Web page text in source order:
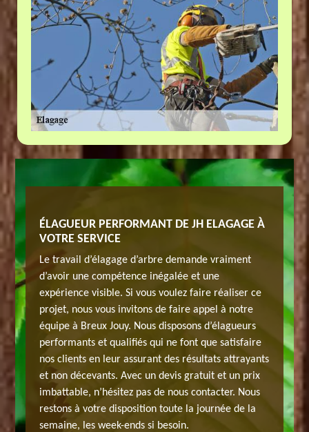
les
ce
ÉLAGUEUR PERFORMANT DE JH ELAGAGE À
VOTRE SERVICE
Le travail d’élagage d’arbre demande vraiment
d’avoir une compétence inégalée et une
expérience visible. Si vous voulez faire réaliser ce
projet, nous vous invitons de faire appel à notre
équipe à Breux Jouy. Nous disposons d’élagueurs
performants et qualifiés qui ne font que satisfaire
nos clients en leur assurant des résultats attrayants
et non décevants. Avec un devis gratuit et un prix
imbattable, n’hésitez pas de nous contacter. Nous
restons à votre disposition toute la journée de la
semaine, les week-ends si besoin.
UN
DANS
Cette
gens,
projet.
et sans
vous